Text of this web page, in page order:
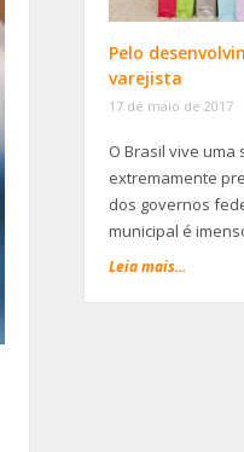
Pelo
varejista
17 de maio de 2017
O Brasil vive uma
extremamente
dos governos
municipal é
Leia mais...